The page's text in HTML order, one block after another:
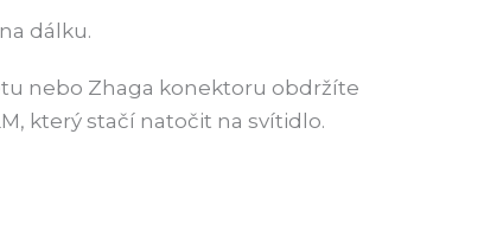
dálku.
nebo Zhaga konektoru obdržíte
který stačí natočit na svítidlo.